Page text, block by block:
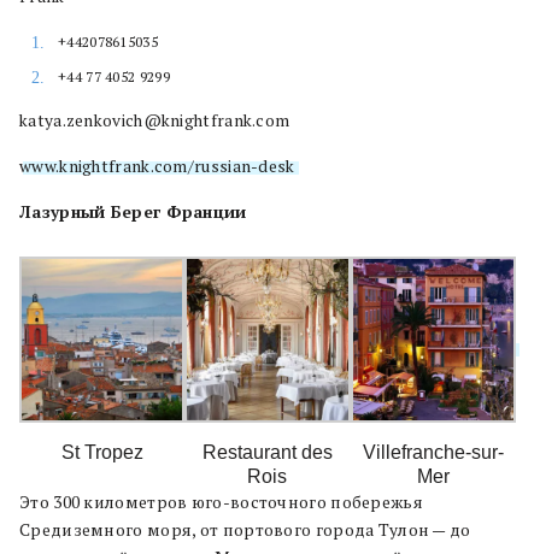
+442078615035
+44 77 4052 9299
katya.zenkovich@knightfrank.com
www.knightfrank.com/russian-desk
Лазурный Берег Франции
St Tropez
Restaurant des
Rois
Villefranche-sur-
Mer
Это 300 километров юго-восточного побережья
Средиземного моря, от портового города Тулон — до